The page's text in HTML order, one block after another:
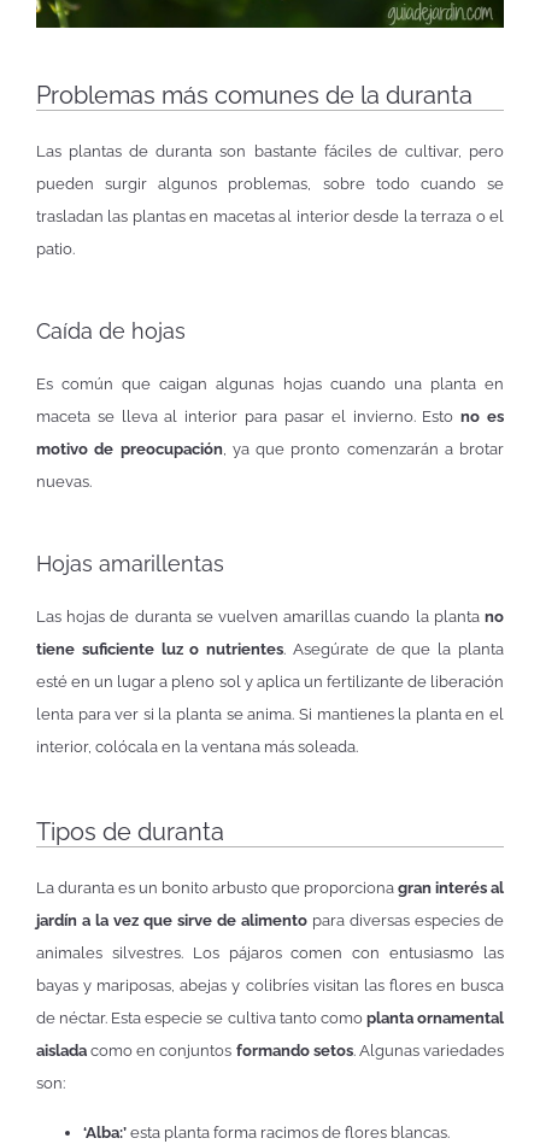
Problemas más comunes de la duranta
Las plantas de duranta son bastante fáciles de cultivar, pero
pueden surgir algunos problemas, sobre todo cuando se
trasladan las plantas en macetas al interior desde la terraza o el
patio.
Caída de hojas
Es común que caigan algunas hojas cuando una planta en
maceta se lleva al interior para pasar el invierno. Estono es
motivo de preocupación, ya que pronto comenzarán a brotar
nuevas.
Hojas amarillentas
Las hojas de duranta se vuelven amarillas cuando la planta no
tiene suficiente luz o nutrientes. Asegúrate de que la planta
esté en un lugar a pleno sol y aplica un fertilizante de liberación
lenta para ver si la planta se anima. Si mantienes la planta en el
interior, colócala en la ventana más soleada.
Tipos de duranta
La duranta es un bonito arbusto que proporciona gran interés al
jardín a la vez que sirve de alimento para diversas especies de
animales silvestres. Los pájaros comen con entusiasmo las
bayas y mariposas, abejas y colibríes visitan las flores en busca
de néctar. Esta especie se cultiva tanto como planta ornamental
aislada como en conjuntos formando setos. Algunas variedades
son:
‘Alba:’ esta planta forma racimos de flores blancas.